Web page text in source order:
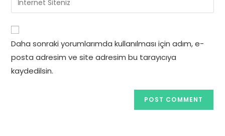
comment
address
comment
your
website
URL
(optional)
Daha sonraki yorumlarımda kullanılması için adım, e-
posta adresim ve site adresim bu tarayıcıya
kaydedilsin.